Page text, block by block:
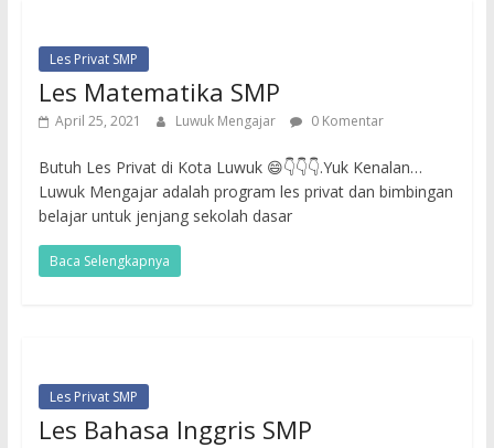
Les Privat SMP
Les Matematika SMP
April 25, 2021 Luwuk Mengajar 0 Komentar
Butuh Les Privat di Kota Luwuk 😄👇👇👇.Yuk Kenalan…
Luwuk Mengajar adalah program les privat dan bimbingan
belajar untuk jenjang sekolah dasar
Baca Selengkapnya
Les Privat SMP
Les Bahasa Inggris SMP